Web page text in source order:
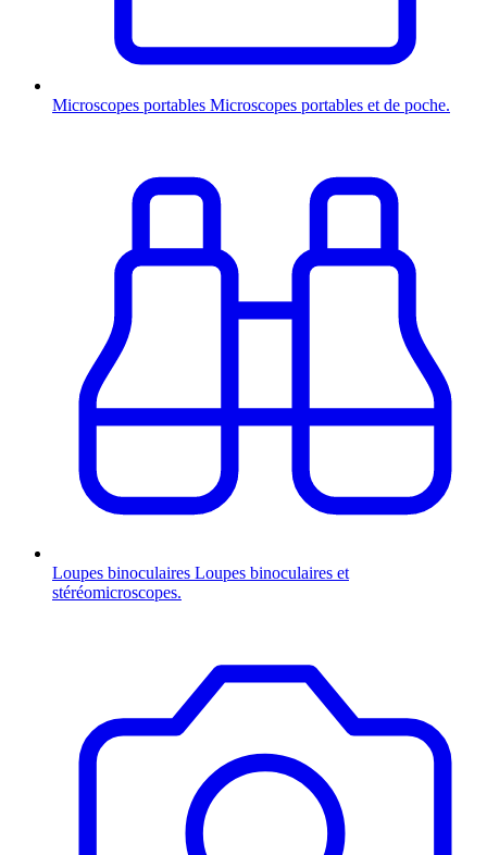
Microscopes portables Microscopes portables et de poche.
Loupes binoculaires Loupes binoculaires et
stéréomicroscopes.